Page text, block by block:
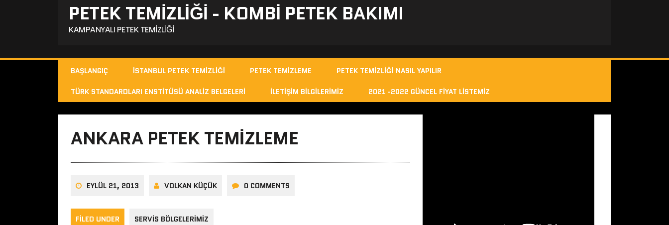
PETEK TEMIZLIĞI - KOMBI PETEK BAKIMI
KAMPANYALI PETEK TEMIZLIĞI
BAŞLANGIÇ İSTANBUL PETEK TEMIZLIĞI PETEK TEMIZLEME PETEK TEMIZLIĞI NASIL YAPILIR
TÜRK STANDARDLARI ENSTITÜSÜ ANALIZ BELGELERI İLETIŞIM BILGILERIMIZ 2021 -2022 GÜNCEL FIYAT LISTEMIZ
ANKARA PETEK TEMIZLEME
EYLÜL 21, 2013 VOLKAN KÜÇÜK 0 COMMENTS
FILED UNDER SERVIS BÖLGELERIMIZ